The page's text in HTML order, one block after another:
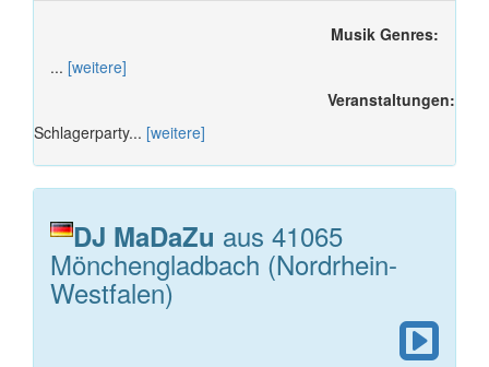
Musik Genres:
... [weitere]
Veranstaltungen:
Schlagerparty... [weitere]
DJ MaDaZu aus 41065
Mönchengladbach (Nordrhein-
Westfalen)